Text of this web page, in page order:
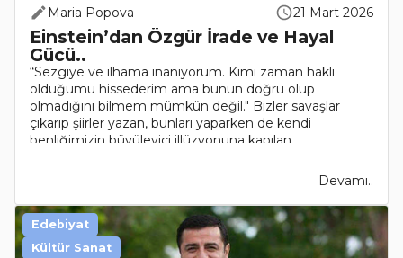
Maria Popova 21 Mart 2026
Einstein’dan Özgür İrade ve Hayal
Gücü..
“Sezgiye ve ilhama inanıyorum. Kimi zaman haklı
olduğumu hissederim ama bunun doğru olup
olmadığını bilmem mümkün değil." Bizler savaşlar
çıkarıp şiirler yazan, bunları yaparken de kendi
benliğimizin büyüleyici illüzyonuna kapılan
Devamı..
Edebiyat
Kültür Sanat